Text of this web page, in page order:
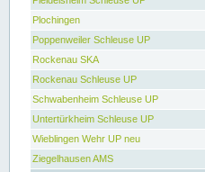
Plochingen
Poppenweiler Schleuse UP
Rockenau SKA
Rockenau Schleuse UP
Schwabenheim Schleuse UP
Untertürkheim Schleuse UP
Wieblingen Wehr UP neu
Ziegelhausen AMS